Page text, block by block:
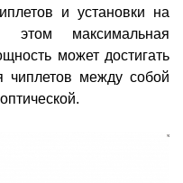
и установки на
этом максимальная
может достигать
чиплетов между собой